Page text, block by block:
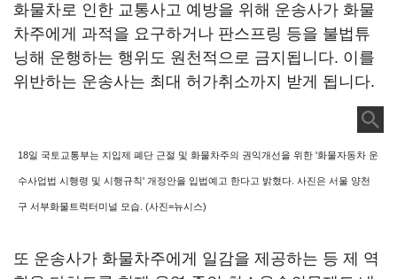
화물차로 인한 교통사고 예방을 위해 운송사가 화물
차주에게 과적을 요구하거나 판스프링 등을 불법튜
닝해 운행하는 행위도 원천적으로 금지됩니다. 이를
위반하는 운송사는 최대 허가취소까지 받게 됩니다.
18일 국토교통부는 지입제 폐단 근절 및 화물차주의 권익개선을 위한 '화물자동차 운
수사업법 시행령 및 시행규칙' 개정안을 입법예고 한다고 밝혔다. 사진은 서울 양천
구 서부화물트럭터미널 모습. (사진=뉴시스)
또 운송사가 화물차주에게 일감을 제공하는 등 제 역